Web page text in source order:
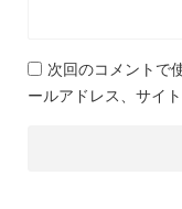
次回のコメントで
ールアドレス、サイト